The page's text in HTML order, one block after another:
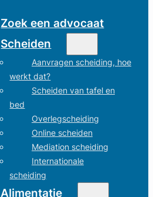
Zoek een advocaat
Scheiden
Aanvragen scheiding, hoe
werkt dat?
Scheiden van tafel en
bed
Overlegscheiding
Online scheiden
Mediation scheiding
Internationale
scheiding
Alimentatie